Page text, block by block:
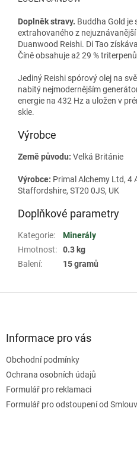
Doplněk stravy. Buddha Gold je
extrahovaného z
Duanwood Reishi. Di Tao
Číně obsahuje až 29 %
Jediný Reishi spórový olej na
nabitý nejmodernějším
energie na 432 Hz a uložen v
skle.
Výrobce
Země původu: Velká Británie
Výrobce: Primal Alchemy Ltd, 4
Staffordshire, ST20 0JS, UK
Doplňkové parametry
Kategorie:
Minerály
Hmotnost:
0.3 kg
Balení: 15 gramů
Informace pro vás
Obchodní podmínky
Ochrana osobních údajů
Formulář pro reklamaci
Formulář pro odstoupení od